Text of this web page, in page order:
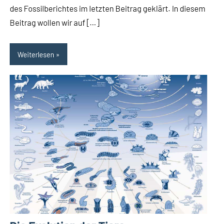
des Fossilberichtes im letzten Beitrag geklärt. In diesem
Beitrag wollen wir auf […]
Weiterlesen